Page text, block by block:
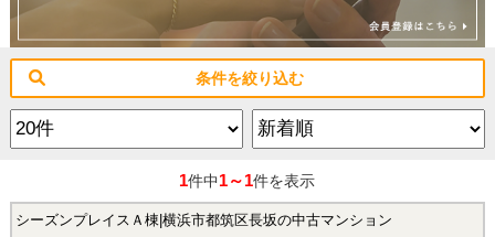
条件を絞り込む
1件中1～1件を表示
シーズンプレイスＡ棟|横浜市都筑区長坂の中古マンション